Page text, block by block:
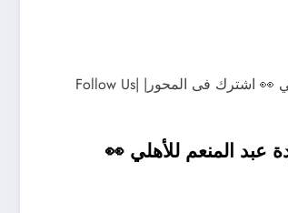
خارج قائمة المنتخب لكأس الأمم 🏆… الغندور يكشف حقيقة عودة عبد المنعم للأهلي 👀 اشترك فى المحور| Follow Us|
المنعم للأهلي 👀